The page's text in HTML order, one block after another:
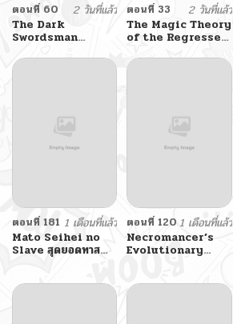
ตอนที่ 60
2 วันที่แล้ว
The Dark
Swordsman
ตอนที่ 33
2 วันที่แล้ว
The Magic Theory
of the Regressed
ตอนที่ 181 1 เดือนที่แล้ว
Mato Seihei no
Slave สุดยอดทาส
ตอนที่ 120 1 เดือนที่แล้ว
Necromancer’s
Evolutionary